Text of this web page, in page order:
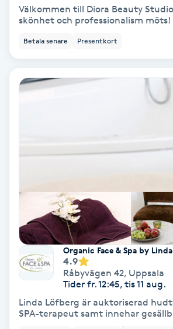
Face framing
Fotmassage
Fotsvamp
Fotvård
Välkommen till Diora Beauty
skönhet och professionalism möts!
Betala senare Presentkort
Organic Face & Spa by Linda
4.9
Råbyvägen 42, Uppsala
Tider fr. 12:45, tis 11 aug.
Linda Löfberg är auktoriserad
SPA-terapeut samt innehar